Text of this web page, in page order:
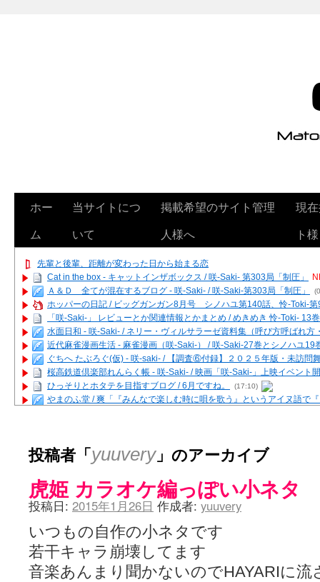
ホー
ム
当サイトにつ
いて
掲載希望のサイト管理
人様へ
現
ト様
先輩と後輩、距離が変わった日から始まる恋
Cat in the box - キャットインザボックス / 咲-Saki- 第303局「制圧」
Ａ＆Ｄ 全てが混在するブログ - 咲-Saki- / 咲-Saki-第303局「制圧」
ホッパーの日記 / ビッグガンガン8月号 シノハユ第140話、怜-Toki-第
「咲-Saki-」 レビューとか関連情報とかまとめ / めきめき 怜-Toki- 13
水面日和 - 咲-Saki- / ネリー・ヴィルサラーゼ資料集（呼び方呼ばれ方
近代麻雀漫画生活 - 麻雀漫画（咲-Saki-） / 咲-Saki-27巻とシノハユ
ぐちへ たぶろぐ(仮) - 咲-saki- / 【調査⑥付録】２０２５年版・未訪問
桜高鉄道倶楽部れんらく帳 - 咲-Saki- / 映画「咲-Saki-」上映イベント
ひっそりとホタテを目指すブログ / 6月ですね。
(17:10)
やまのふ堂 / 爽「『みんなで楽しむ時に唄を歌う』というアイヌ語で
咲クラ女子 - 咲-Saki- / 姫松の上重漫ちゃんと演じている伊達朱里紗さ
咲スファクション☆タウン - 咲-Saki- / 雀魂咲コラボ！ ガチャ＆キャ
咲ミダレ - 咲-saki- / MJ第14回咲CUP 咲なま他
(11:53)
はやりの如く☆ - 咲-saki- / 悪いこと【SS】 (06:42)
麻雀雑記あれこれ - 咲 -Saki- / 咲-Saki-キャラが台湾麻雀を打ったらど
あっちが変 / あっちが変 (08:31)
BBKN BLOG / トップページ（サイトマップ）
あにてつ！ / 千里山に行ってきました（2017年09月）
さくやこのはな - 咲 -saki- / 末の千里のために(咲さんが和ちゃんを招
投稿者「yuuvery」のアーカイブ
虎姫 カラオケ編っぽい小ネタ
投稿日: 2015年1月26日 作成者: yuuvery
いつもの自作の小ネタです
若干キャラ崩壊してます
音楽あんまり聞かないのでHAYARIに